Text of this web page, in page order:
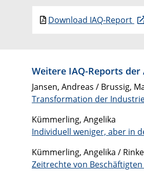
Download IAQ-Report
Weitere IAQ-Reports
Jansen, Andreas / Brussig,
Transformation der
Kümmerling, Angelika
Individuell weniger, aber in
Kümmerling, Angelika /
Zeitrechte von